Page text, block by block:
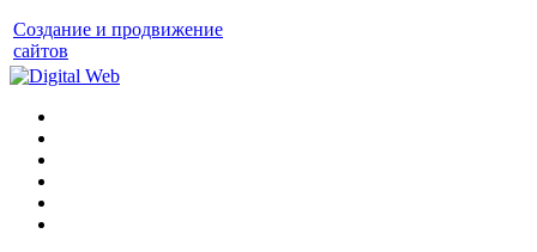
Создание и продвижение
сайтов